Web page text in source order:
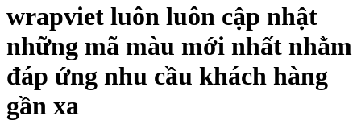
wrapviet luôn luôn cập nhật
những mã màu mới nhất nhằm
đáp ứng nhu cầu khách hàng
gần xa